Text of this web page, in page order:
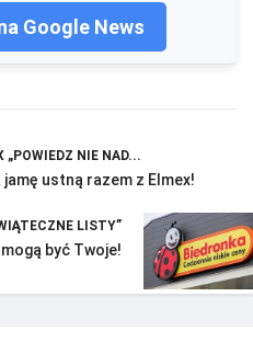
Google News
„POWIEDZ NIE NAD...
ustną razem z Elmex!
LISTY”
być Twoje!